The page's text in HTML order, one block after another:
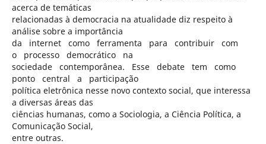
acerca de temáticas
relacionadas à democracia na atualidade diz respeito à
análise sobre a importância
da internet como ferramenta para contribuir com
o processo democrático na
sociedade contemporânea. Esse debate tem como
ponto central a participação
política eletrônica nesse novo contexto social, que interessa
a diversas áreas das
ciências humanas, como a Sociologia, a Ciência Política, a
Comunicação Social,
entre outras.